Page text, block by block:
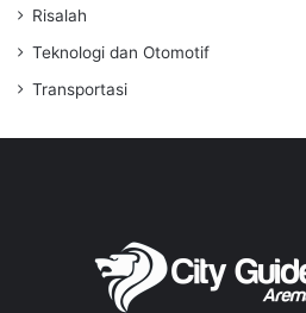
Risalah
Teknologi dan Otomotif
Transportasi